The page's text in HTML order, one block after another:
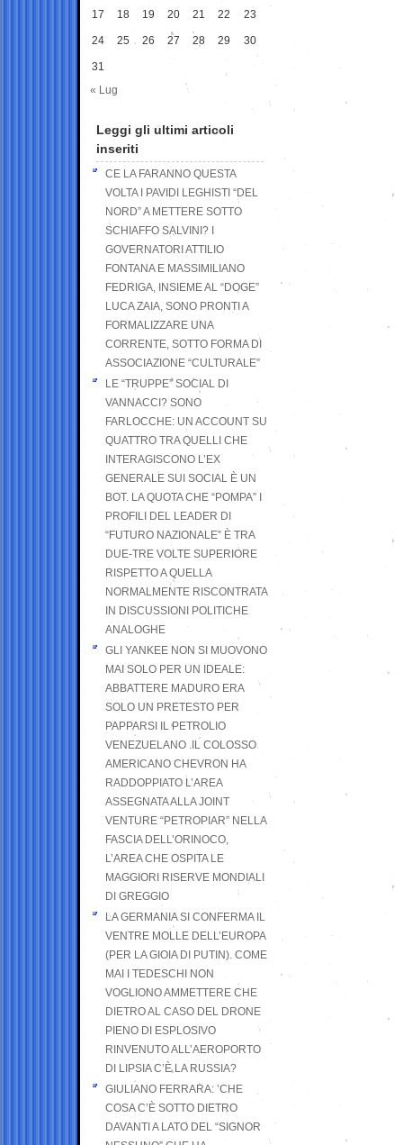
17 18 19 20 21 22 23
24 25 26 27 28 29 30
31
« Lug
Leggi gli ultimi articoli
inseriti
CE LA FARANNO QUESTA
VOLTA I PAVIDI LEGHISTI “DEL
NORD” A METTERE SOTTO
SCHIAFFO SALVINI? I
GOVERNATORI ATTILIO
FONTANA E MASSIMILIANO
FEDRIGA, INSIEME AL “DOGE”
LUCA ZAIA, SONO PRONTI A
FORMALIZZARE UNA
CORRENTE, SOTTO FORMA DI
ASSOCIAZIONE “CULTURALE”
LE “TRUPPE” SOCIAL DI
VANNACCI? SONO
FARLOCCHE: UN ACCOUNT SU
QUATTRO TRA QUELLI CHE
INTERAGISCONO L’EX
GENERALE SUI SOCIAL È UN
BOT. LA QUOTA CHE “POMPA” I
PROFILI DEL LEADER DI
“FUTURO NAZIONALE” È TRA
DUE-TRE VOLTE SUPERIORE
RISPETTO A QUELLA
NORMALMENTE RISCONTRATA
IN DISCUSSIONI POLITICHE
ANALOGHE
GLI YANKEE NON SI MUOVONO
MAI SOLO PER UN IDEALE:
ABBATTERE MADURO ERA
SOLO UN PRETESTO PER
PAPPARSI IL PETROLIO
VENEZUELANO .IL COLOSSO
AMERICANO CHEVRON HA
RADDOPPIATO L’AREA
ASSEGNATA ALLA JOINT
VENTURE “PETROPIAR” NELLA
FASCIA DELL’ORINOCO,
L’AREA CHE OSPITA LE
MAGGIORI RISERVE MONDIALI
DI GREGGIO
LA GERMANIA SI CONFERMA IL
VENTRE MOLLE DELL’EUROPA
(PER LA GIOIA DI PUTIN). COME
MAI I TEDESCHI NON
VOGLIONO AMMETTERE CHE
DIETRO AL CASO DEL DRONE
PIENO DI ESPLOSIVO
RINVENUTO ALL’AEROPORTO
DI LIPSIA C’È LA RUSSIA?
GIULIANO FERRARA: ’CHE
COSA C’È SOTTO DIETRO
DAVANTI A LATO DEL “SIGNOR